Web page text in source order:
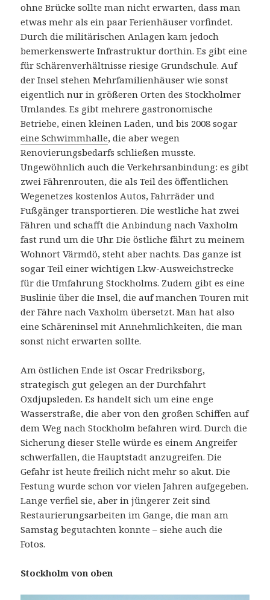
ohne Brücke sollte man nicht erwarten, dass man
etwas mehr als ein paar Ferienhäuser vorfindet.
Durch die militärischen Anlagen kam jedoch
bemerkenswerte Infrastruktur dorthin. Es gibt eine
für Schärenverhältnisse riesige Grundschule. Auf
der Insel stehen Mehrfamilienhäuser wie sonst
eigentlich nur in größeren Orten des Stockholmer
Umlandes. Es gibt mehrere gastronomische
Betriebe, einen kleinen Laden, und bis 2008 sogar
eine Schwimmhalle, die aber wegen
Renovierungsbedarfs schließen musste.
Ungewöhnlich auch die Verkehrsanbindung: es gibt
zwei Fährenrouten, die als Teil des öffentlichen
Wegenetzes kostenlos Autos, Fahrräder und
Fußgänger transportieren. Die westliche hat zwei
Fähren und schafft die Anbindung nach Vaxholm
fast rund um die Uhr. Die östliche fährt zu meinem
Wohnort Värmdö, steht aber nachts. Das ganze ist
sogar Teil einer wichtigen Lkw-Ausweichstrecke
für die Umfahrung Stockholms. Zudem gibt es eine
Buslinie über die Insel, die auf manchen Touren mit
der Fähre nach Vaxholm übersetzt. Man hat also
eine Schäreninsel mit Annehmlichkeiten, die man
sonst nicht erwarten sollte.
Am östlichen Ende ist Oscar Fredriksborg,
strategisch gut gelegen an der Durchfahrt
Oxdjupsleden. Es handelt sich um eine enge
Wasserstraße, die aber von den großen Schiffen auf
dem Weg nach Stockholm befahren wird. Durch die
Sicherung dieser Stelle würde es einem Angreifer
schwerfallen, die Hauptstadt anzugreifen. Die
Gefahr ist heute freilich nicht mehr so akut. Die
Festung wurde schon vor vielen Jahren aufgegeben.
Lange verfiel sie, aber in jüngerer Zeit sind
Restaurierungsarbeiten im Gange, die man am
Samstag begutachten konnte – siehe auch die
Fotos.
Stockholm von oben